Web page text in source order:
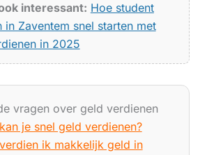
interessant: Hoe student
in Zaventem snel starten met
in 2025
vragen over geld verdienen
je snel geld verdienen?
ik makkelijk geld in